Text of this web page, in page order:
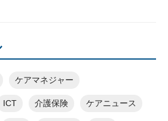
ケアマネジャー
ICT 介護保険 ケアニュース